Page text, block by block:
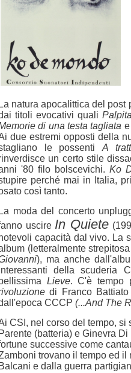
La natura apocalittica del
titoli evocativi quali
di una testa tagliata
due estremi opposti della
le possenti A
un certo stile
'80 filo bolscevichi. Ko
perché mai in Italia,
così tanto.
La moda del concerto
uscire In Quiete
capacità dal vivo. La
(letteralmente
), ma anche
della scuderia
bellissima Lieve. C'è tempo
di Franco
CCCP (...And The
CSI, nel corso del tempo,
Parente (batteria) e Ginevra
successive come
trovano il tempo ed
Balcani e dalla guerra